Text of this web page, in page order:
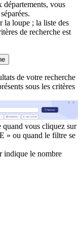
départements, vous
la loupe ; la liste des
de recherche est
de votre recherche
sous les critères
quand vous cliquez sur
» ou quand le filtre se
indique le nombre